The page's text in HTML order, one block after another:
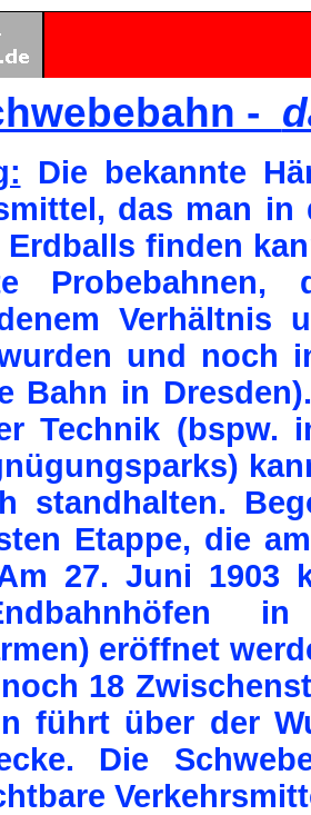
-
Die bekannte
das man
Erdballs finden
und noch
Bahn in
Technik (bspw.
standhalten.
Etappe, die
27. Juni 1903
in
eröffnet
18
führt über der
Die